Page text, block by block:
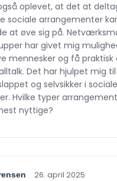
oplevet, at det at
sociale arrangementer
at øve sig på.
har givet mig
mennesker og få praktisk
Det har hjulpet mig
og selvsikker i sociale
Hvilke typer
nyttige?
26. april 2025